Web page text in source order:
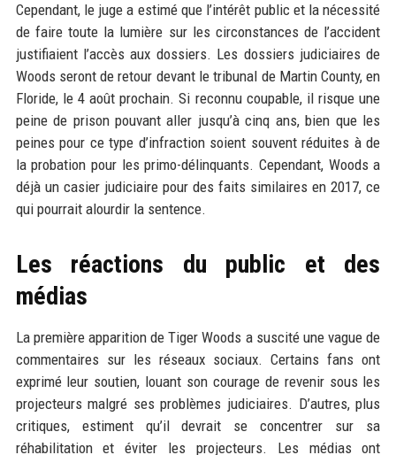
Cependant, le juge a estimé que l’intérêt public et la nécessité
de faire toute la lumière sur les circonstances de l’accident
justifiaient l’accès aux dossiers. Les dossiers judiciaires de
Woods seront de retour devant le tribunal de Martin County, en
Floride, le 4 août prochain. Si reconnu coupable, il risque une
peine de prison pouvant aller jusqu’à cinq ans, bien que les
peines pour ce type d’infraction soient souvent réduites à de
la probation pour les primo-délinquants. Cependant, Woods a
déjà un casier judiciaire pour des faits similaires en 2017, ce
qui pourrait alourdir la sentence.
Les réactions du public et des
médias
La première apparition de Tiger Woods a suscité une vague de
commentaires sur les réseaux sociaux. Certains fans ont
exprimé leur soutien, louant son courage de revenir sous les
projecteurs malgré ses problèmes judiciaires. D’autres, plus
critiques, estiment qu’il devrait se concentrer sur sa
réhabilitation et éviter les projecteurs. Les médias ont